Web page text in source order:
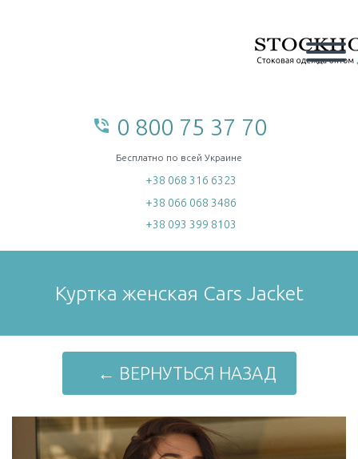
phone_in_talk 0 800 75 37 70
Бесплатно по всей Украине
+38 068 316 6323
+38 066 068 3486
+38 093 399 8103
Куртка женская Cars Jacket
← ВЕРНУТЬСЯ НАЗАД